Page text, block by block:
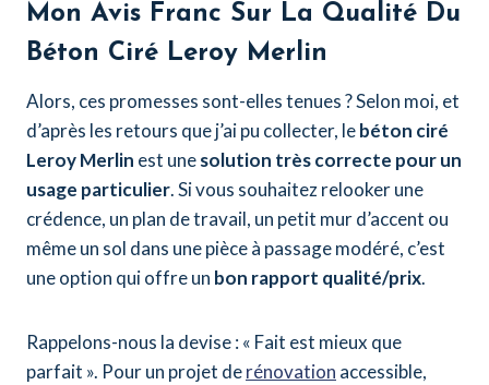
Mon Avis Franc Sur La Qualité Du
Béton Ciré Leroy Merlin
Alors, ces promesses sont-elles tenues ? Selon moi, et
d’après les retours que j’ai pu collecter, lebéton ciré
Leroy Merlin est unesolution très correcte pour un
usage particulier. Si vous souhaitez relooker une
crédence, un plan de travail, un petit mur d’accent ou
même un sol dans une pièce à passage modéré, c’est
une option qui offre un bon rapport qualité/prix.
Rappelons-nous la devise : « Fait est mieux que
parfait ». Pour un projet derénovation accessible,